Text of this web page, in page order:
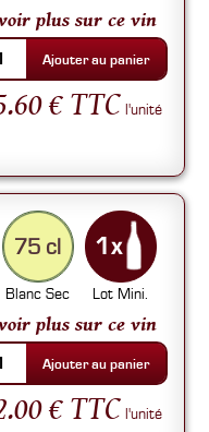
plus sur ce vin
Ajouter au panier
€ TTC l'unité
75 cl
Blanc Sec Lot Mini.
plus sur ce vin
Ajouter au panier
€ TTC l'unité